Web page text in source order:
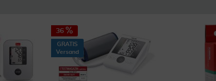
36
GRATIS
Versand